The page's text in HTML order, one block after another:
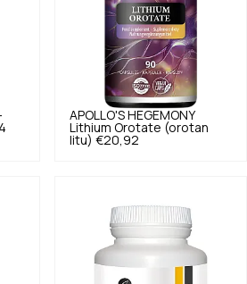
APOLLO'S HEGEMONY
Lithium Orotate (orotan
litu) €20,92